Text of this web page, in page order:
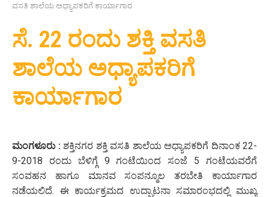
ವಸತಿ ಶಾಲೆಯ ಅಧ್ಯಾಪಕರಿಗೆ ಕಾರ್ಯಾಗಾರ
ಸೆ. 22 ರಂದು ಶಕ್ತಿ ವಸತಿ
ಶಾಲೆಯ ಅಧ್ಯಾಪಕರಿಗೆ
ಕಾರ್ಯಾಗಾರ
ಮಂಗಳೂರು :ಶಕ್ತಿನಗರ ಶಕ್ತಿ ವಸತಿ ಶಾಲೆಯ ಅಧ್ಯಾಪಕರಿಗೆ ದಿನಾಂಕ 22-
9-2018 ರಂದು ಬೆಳಿಗ್ಗೆ 9 ಗಂಟೆಯಿಂದ ಸಂಜೆ 5 ಗಂಟೆಯವರೆಗೆ
ಸಂವಹನ ಹಾಗೂ ಮಾನವ ಸಂಪನ್ಮೂಲ ತರಬೇತಿ ಕಾರ್ಯಾಗಾರ
ನಡೆಯಲಿದೆ. ಈ ಕಾರ್ಯಕ್ರಮದ ಉದ್ಘಾಟನಾ ಸಮಾರಂಭದಲ್ಲಿ ಮುಖ್ಯ